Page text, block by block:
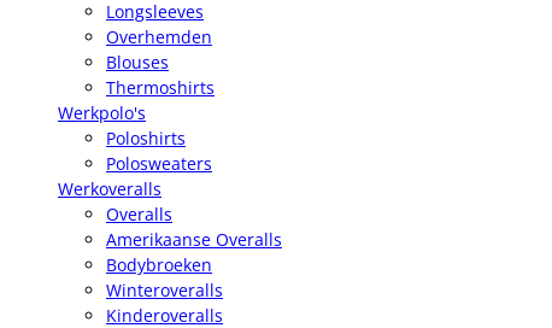
Longsleeves
Overhemden
Blouses
Thermoshirts
Werkpolo's
Poloshirts
Polosweaters
Werkoveralls
Overalls
Amerikaanse Overalls
Bodybroeken
Winteroveralls
Kinderoveralls